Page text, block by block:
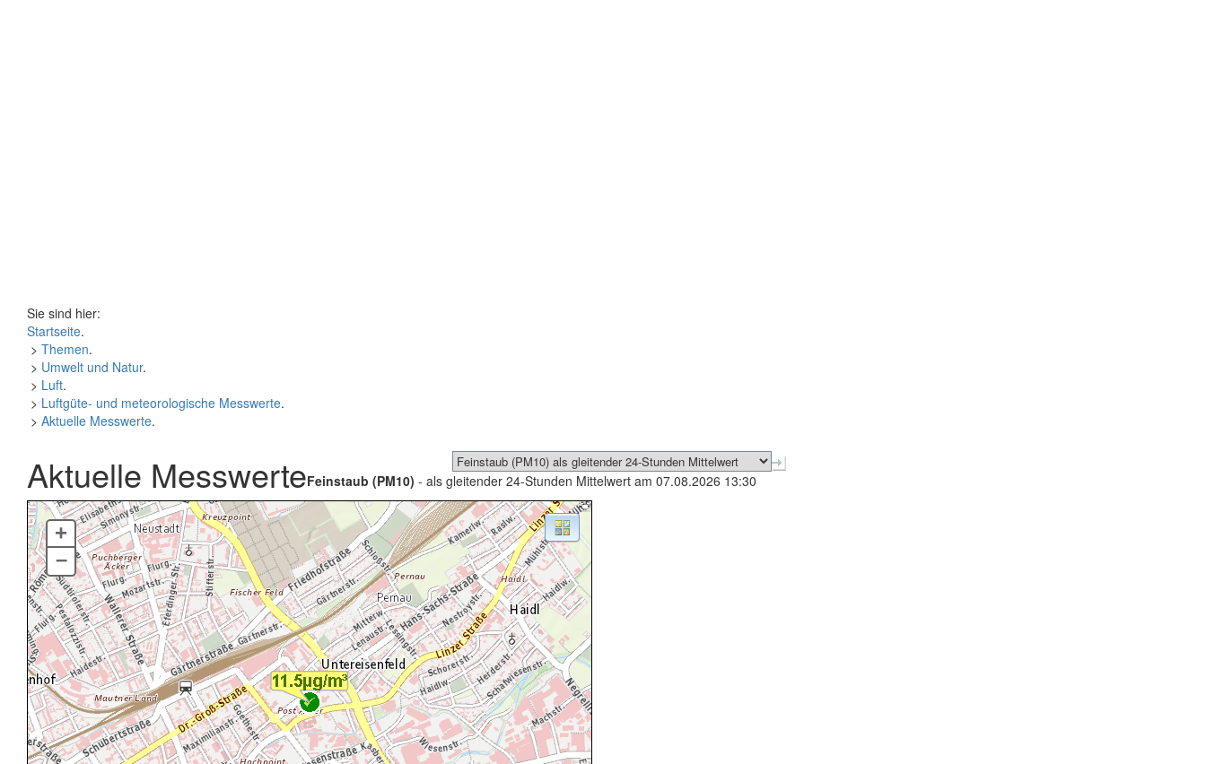
Sie sind hier:
Startseite.
> Themen.
> Umwelt und Natur.
> Luft.
> Luftgüte- und meteorologische Messwerte.
> Aktuelle Messwerte.
Aktuelle MesswerteFeinstaub (PM10) - als gleitender 24-Stunden Mittelwert am 07.08.2026 13:30
+
–